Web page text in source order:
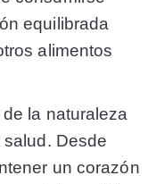
equilibrada
alimentos
la naturaleza
Desde
un corazón